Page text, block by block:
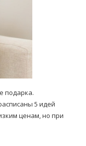
подарка.
5 идей
ценам, но при
рецепт
супа доктора
без...
Січ/2021